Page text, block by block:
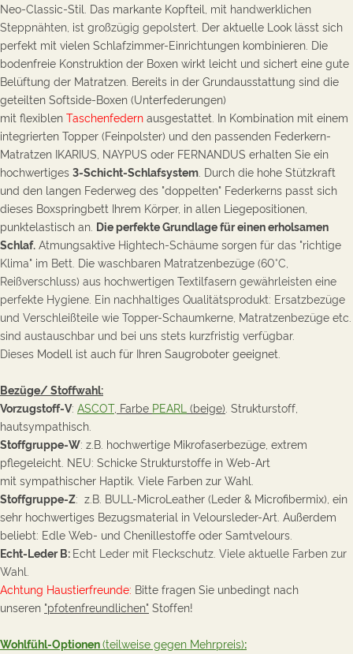
Neo-Classic-Stil. Das markante Kopfteil, mit handwerklichen
Steppnähten, ist großzügig gepolstert. Der aktuelle Look lässt sich
perfekt mit vielen Schlafzimmer-Einrichtungen kombinieren. Die
bodenfreie Konstruktion der Boxen wirkt leicht und sichert eine gute
Belüftung der Matratzen. Bereits in der Grundausstattung sind die
geteilten Softside-Boxen (Unterfederungen)
mit flexiblen Taschenfedern ausgestattet. In Kombination mit einem
integrierten Topper (Feinpolster) und den passenden Federkern-
Matratzen IKARIUS, NAYPUS oder FERNANDUS erhalten Sie ein
hochwertiges 3-Schicht-Schlafsystem . Durch die hohe Stützkraft
und den langen Federweg des "doppelten" Federkerns passt sich
dieses Boxspringbett Ihrem Körper, in allen Liegepositionen,
punktelastisch an. Die perfekte Grundlage für einen erholsamen
Schlaf. Atmungsaktive Hightech-Schäume sorgen für das "richtige
Klima" im Bett. Die waschbaren Matratzenbezüge (60°C,
Reißverschluss) aus hochwertigen Textilfasern gewährleisten eine
perfekte Hygiene. Ein nachhaltiges Qualitätsprodukt: Ersatzbezüge
und Verschleißteile wie Topper-Schaumkerne, Matratzenbezüge etc.
sind austauschbar und bei uns stets kurzfristig verfügbar.
Dieses Modell ist auch für Ihren Saugroboter geeignet.
Bezüge/ Stoffwahl:
Vorzugstoff-V: ASCOT, Farbe PEARL (beige) . Strukturstoff,
hautsympathisch.
Stoffgruppe-W: z.B. hochwertige Mikrofaserbezüge, extrem
pflegeleicht. NEU: Schicke Strukturstoffe in Web-Art
mit sympathischer Haptik. Viele Farben zur Wahl.
Stoffgruppe-Z: z.B. BULL-MicroLeather (Leder & Microfibermix), ein
sehr hochwertiges Bezugsmaterial in Veloursleder-Art. Außerdem
beliebt: Edle Web- und Chenillestoffe oder Samtvelours.
Echt-Leder B: Echt Leder mit Fleckschutz. Viele aktuelle Farben zur
Wahl.
Achtung Haustierfreunde: Bitte fragen Sie unbedingt nach
unseren "pfotenfreundlichen" Stoffen!
Wohlfühl-Optionen(teilweise gegen Mehrpreis):